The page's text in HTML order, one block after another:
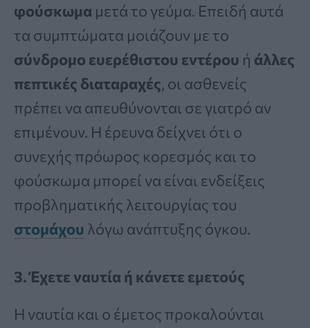
φούσκωμα μετά το γεύμα. Επειδή αυτά
τα συμπτώματα μοιάζουν με το
σύνδρομο ευερέθιστου εντέρου ή άλλες
πεπτικές διαταραχές, οι ασθενείς
πρέπει να απευθύνονται σε γιατρό αν
επιμένουν. Η έρευνα δείχνει ότι ο
συνεχής πρόωρος κορεσμός και το
φούσκωμα μπορεί να είναι ενδείξεις
προβληματικής λειτουργίας του
στομάχου λόγω ανάπτυξης όγκου.
3. Έχετε ναυτία ή κάνετε εμετούς
Η ναυτία και ο έμετος προκαλούνται